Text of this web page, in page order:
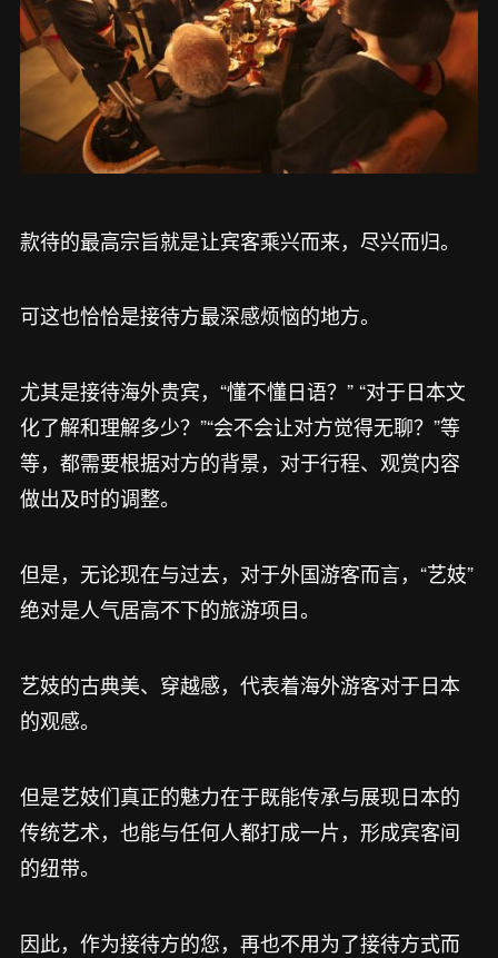
款待的最高宗旨就是让宾客乘兴而来，尽兴而归。
可这也恰恰是接待方最深感烦恼的地方。
尤其是接待海外贵宾，“懂不懂日语？” “对于日本文
化了解和理解多少？”“会不会让对方觉得无聊？”等
等，都需要根据对方的背景，对于行程、观赏内容
做出及时的调整。
但是，无论现在与过去，对于外国游客而言，“艺妓”
绝对是人气居高不下的旅游项目。
艺妓的古典美、穿越感，代表着海外游客对于日本
的观感。
但是艺妓们真正的魅力在于既能传承与展现日本的
传统艺术，也能与任何人都打成一片，形成宾客间
的纽带。
因此，作为接待方的您，再也不用为了接待方式而